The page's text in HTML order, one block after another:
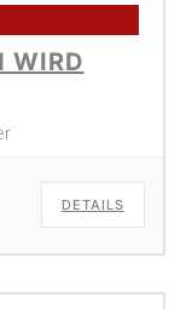
WIRD
DETAILS